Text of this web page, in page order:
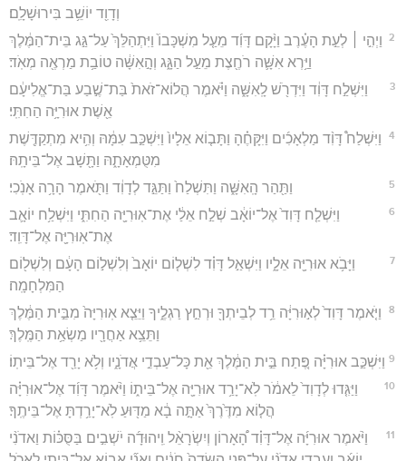
וְדָוִ֖ד יוֹשֵׁ֥ב בִּירוּשָׁלִָֽם׃
2
וַיְהִ֣י ׀ לְעֵ֣ת הָעֶ֗רֶב וַיָּ֨קָם דָּוִ֜ד מֵעַ֤ל מִשְׁכָּבוֹ֙ וַיִּתְהַלֵּךְ֙ עַל־גַּ֣ג בֵּית־הַמֶּ֔לֶךְ
וַיַּ֥רְא אִשָּׁ֛ה רֹחֶ֖צֶת מֵעַ֣ל הַגָּ֑ג וְהָ֣אִשָּׁ֔ה טוֹבַ֥ת מַרְאֶ֖ה מְאֹֽד׃
3
וַיִּשְׁלַ֣ח דָּוִ֔ד וַיִּדְרֹ֖שׁ לָֽאִשָּׁ֑ה וַיֹּ֗אמֶר הֲלוֹא־זֹאת֙ בַּת־שֶׁ֣בַע בַּת־אֱלִיעָ֔ם
אֵ֖שֶׁת אוּרִיָּ֥ה הַחִתִּֽי׃
4
וַיִּשְׁלַח֩ דָּוִ֨ד מַלְאָכִ֜ים וַיִּקָּחֶ֗הָ וַתָּב֤וֹא אֵלָיו֙ וַיִּשְׁכַּ֣ב עִמָּ֔הּ וְהִ֥יא מִתְקַדֶּ֖שֶׁת
מִטֻּמְאָתָ֑הּ וַתָּ֖שָׁב אֶל־בֵּיתָֽהּ׃
5 וַתַּ֖הַר הָֽאִשָּׁ֑ה וַתִּשְׁלַח֙ וַתַּגֵּ֣ד לְדָוִ֔ד וַתֹּ֖אמֶר הָרָ֥ה אָנֹֽכִי׃
6
וַיִּשְׁלַ֤ח דָּוִד֙ אֶל־יוֹאָ֔ב שְׁלַ֣ח אֵלַ֔י אֶת־אֽוּרִיָּ֖ה הַחִתִּ֑י וַיִּשְׁלַ֥ח יוֹאָ֛ב
אֶת־אֽוּרִיָּ֖ה אֶל־דָּוִֽד׃
7
וַיָּבֹ֥א אוּרִיָּ֖ה אֵלָ֑יו וַיִּשְׁאַ֣ל דָּוִ֗ד לִשְׁל֤וֹם יוֹאָב֙ וְלִשְׁל֣וֹם הָעָ֔ם וְלִשְׁל֖וֹם
הַמִּלְחָמָֽה׃
8
וַיֹּ֤אמֶר דָּוִד֙ לְא֣וּרִיָּ֔ה רֵ֥ד לְבֵיתְךָ֖ וּרְחַ֣ץ רַגְלֶ֑יךָ וַיֵּצֵ֤א אֽוּרִיָּה֙ מִבֵּ֣ית הַמֶּ֔לֶךְ
וַתֵּצֵ֥א אַחֲרָ֖יו מַשְׂאַ֥ת הַמֶּֽלֶךְ׃
9 וַיִּשְׁכַּ֣ב אוּרִיָּ֗ה פֶּ֚תַח בֵּ֣ית הַמֶּ֔לֶךְ אֵ֖ת כָּל־עַבְדֵ֣י אֲדֹנָ֑יו וְלֹ֥א יָרַ֖ד אֶל־בֵּיתֽוֹ׃
10
וַיַּגִּ֤דוּ לְדָוִד֙ לֵאמֹ֔ר לֹֽא־יָרַ֥ד אוּרִיָּ֖ה אֶל־בֵּית֑וֹ וַיֹּ֨אמֶר דָּוִ֜ד אֶל־אוּרִיָּ֗ה
הֲל֤וֹא מִדֶּ֙רֶךְ֙ אַתָּ֣ה בָ֔א מַדּ֖וּעַ לֹֽא־יָרַ֥דְתָּ אֶל־בֵּיתֶֽךָ׃
11
וַיֹּ֨אמֶר אוּרִיָּ֜ה אֶל־דָּוִ֗ד הָ֠אָרוֹן וְיִשְׂרָאֵ֨ל וִֽיהוּדָ֜ה יֹשְׁבִ֣ים בַּסֻּכּ֗וֹת וַאדֹנִ֨י